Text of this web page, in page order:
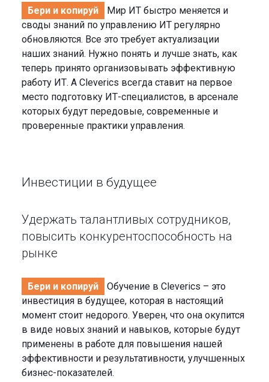
Бери и копируй
Мир ИТ быстро меняется и
своды знаний по управлению ИТ регулярно
обновляются. Все это требует актуализации
наших знаний. Нужно понять и лучше знать, как
теперь принято организовывать эффективную
работу ИТ. А Cleverics всегда ставит на первое
место подготовку ИТ-специалистов, в арсенале
которых будут передовые, современные и
проверенные практики управления.
Инвестиции в будущее
Удержать талантливых сотрудников,
повысить конкурентоспособность на
рынке
Бери и копируй
Обучение в Cleverics – это
инвестиция в будущее, которая в настоящий
момент стоит недорого. Уверен, что она окупится
в виде новых знаний и навыков, которые будут
применены в работе для повышения нашей
эффективности и результативности, улучшенных
бизнес-показателей.